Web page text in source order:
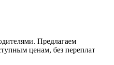
Предлагаем
ценам, без переплат